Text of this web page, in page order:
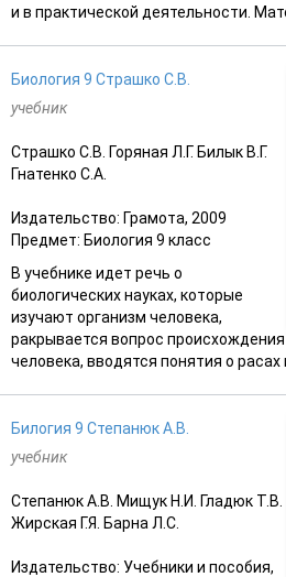
и в практической деятельности.
Биология 9 Страшко С.В.
учебник
Страшко С.В. Горяная Л.Г. Билык В.Г.
Гнатенко С.А.
Издательство: Грамота, 2009
Предмет: Биология 9 класс
В учебнике идет речь о
биологических науках, которые
изучают организм человека,
ракрывается вопрос происхождения
человека, вводятся понятия о расах
Билогия 9 Степанюк А.В.
учебник
Степанюк А.В. Мищук Н.И. Гладюк Т.В.
Жирская Г.Я. Барна Л.С.
Издательство: Учебники и пособия,